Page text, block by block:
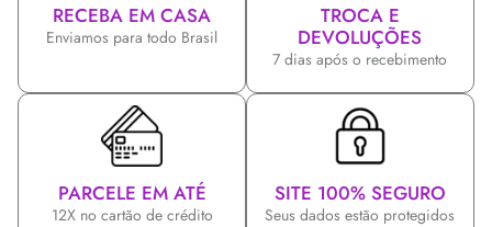
RECEBA EM CASA
Enviamos para todo Brasil
TROCA E
DEVOLUÇÕES
7 dias após o recebimento
PARCELE EM ATÉ
12X no cartão de crédito
SITE 100% SEGURO
Seus dados estão protegidos